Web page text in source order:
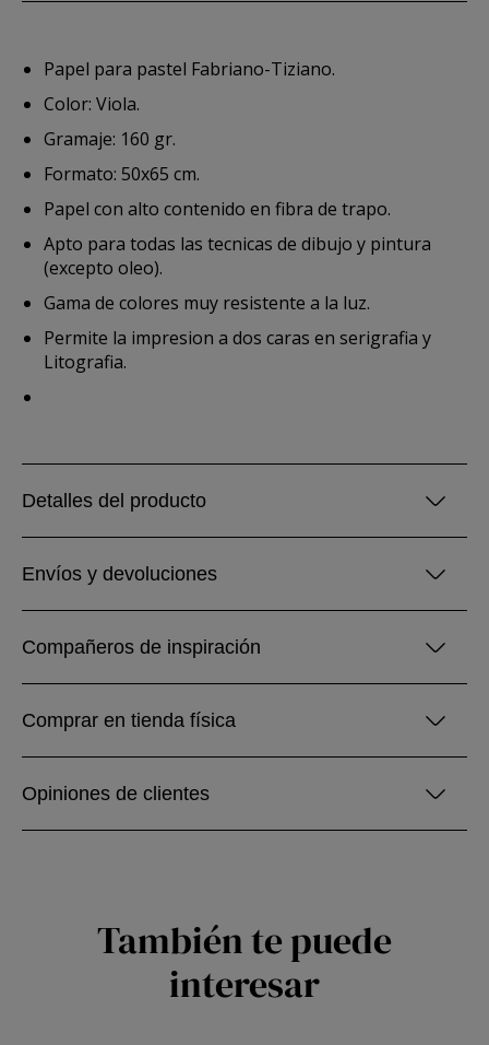
Papel para pastel Fabriano-Tiziano.
Color: Viola.
Gramaje: 160 gr.
Formato: 50x65 cm.
Papel con alto contenido en fibra de trapo.
Apto para todas las tecnicas de dibujo y pintura
(excepto oleo).
Gama de colores muy resistente a la luz.
Permite la impresion a dos caras en serigrafia y
Litografia.
Detalles del producto
Envíos y devoluciones
Compañeros de inspiración
Comprar en tienda física
Opiniones de clientes
También te puede
interesar